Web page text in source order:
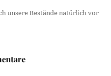
unsere Bestände natürlich vor